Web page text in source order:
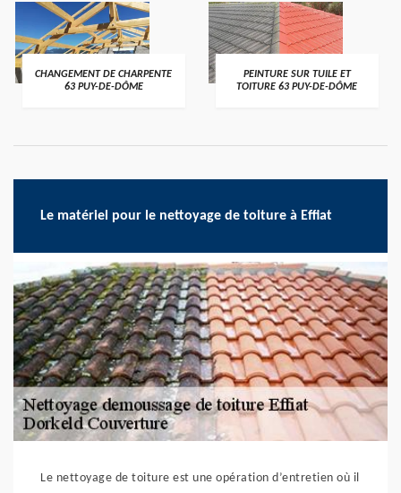
CHANGEMENT DE CHARPENTE
63 PUY-DE-DÔME
PEINTURE SUR TUILE ET
TOITURE 63 PUY-DE-DÔME
Le matériel pour le nettoyage de toiture à Effiat
Le nettoyage de toiture est une opération d’entretien où il